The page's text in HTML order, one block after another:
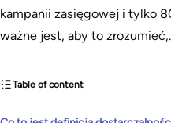
kampanii zasięgowej i tylko
ważne jest, aby to
Table of content